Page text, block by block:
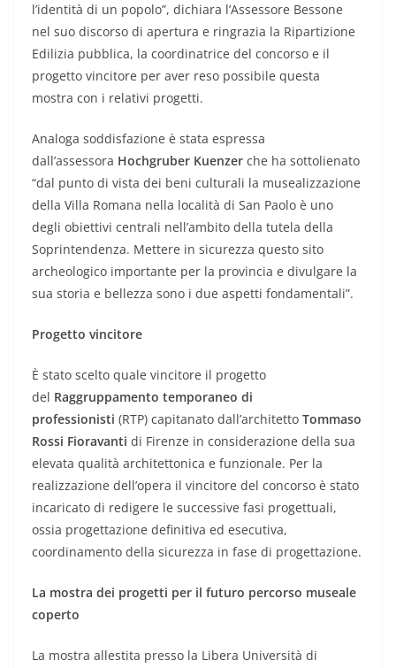
l’identità di un popolo”, dichiara l’Assessore Bessone
nel suo discorso di apertura e ringrazia la Ripartizione
Edilizia pubblica, la coordinatrice del concorso e il
progetto vincitore per aver reso possibile questa
mostra con i relativi progetti.
Analoga soddisfazione è stata espressa
dall’assessora Hochgruber Kuenzer che ha sottolienato
“dal punto di vista dei beni culturali la musealizzazione
della Villa Romana nella località di San Paolo è uno
degli obiettivi centrali nell’ambito della tutela della
Soprintendenza. Mettere in sicurezza questo sito
archeologico importante per la provincia e divulgare la
sua storia e bellezza sono i due aspetti fondamentali”.
Progetto vincitore
È stato scelto quale vincitore il progetto
del Raggruppamento temporaneo di
professionisti (RTP) capitanato dall’architetto Tommaso
Rossi Fioravanti di Firenze in considerazione della sua
elevata qualità architettonica e funzionale. Per la
realizzazione dell’opera il vincitore del concorso è stato
incaricato di redigere le successive fasi progettuali,
ossia progettazione definitiva ed esecutiva,
coordinamento della sicurezza in fase di progettazione.
La mostra dei progetti per il futuro percorso museale
coperto
La mostra allestita presso la Libera Università di